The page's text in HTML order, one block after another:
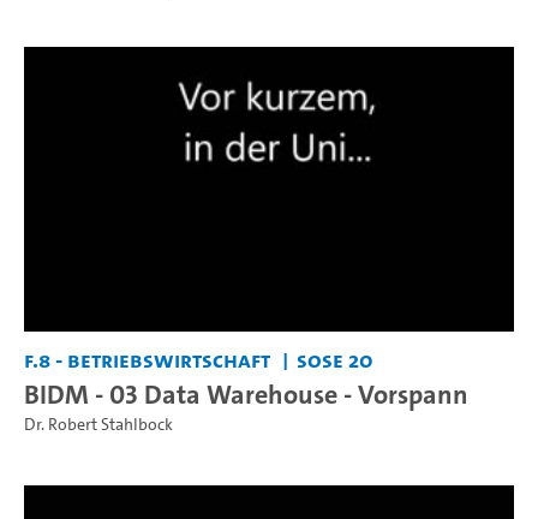
F.8 - Betriebswirtschaft SoSe 20
BIDM - 03 Data Warehouse - Vorspann
Dr. Robert Stahlbock